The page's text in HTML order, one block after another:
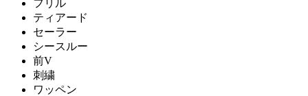
フリル
ティアード
セーラー
シースルー
前V
刺繍
ワッペン